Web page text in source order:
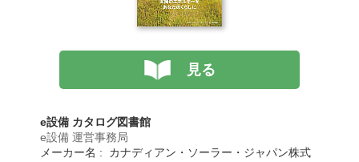
見る
e設備 カタログ図書館
e設備 運営事務局
メーカー名 : カナディアン・ソーラー・ジャパン株式